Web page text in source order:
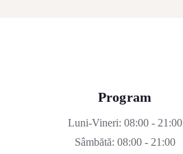
Program
Luni-Vineri: 08:00 - 21:00
Sâmbătă: 08:00 - 21:00